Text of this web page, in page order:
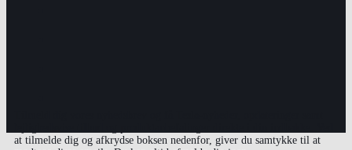
at tilmelde dig og afkrydse boksen nedenfor, giver du samtykke til at